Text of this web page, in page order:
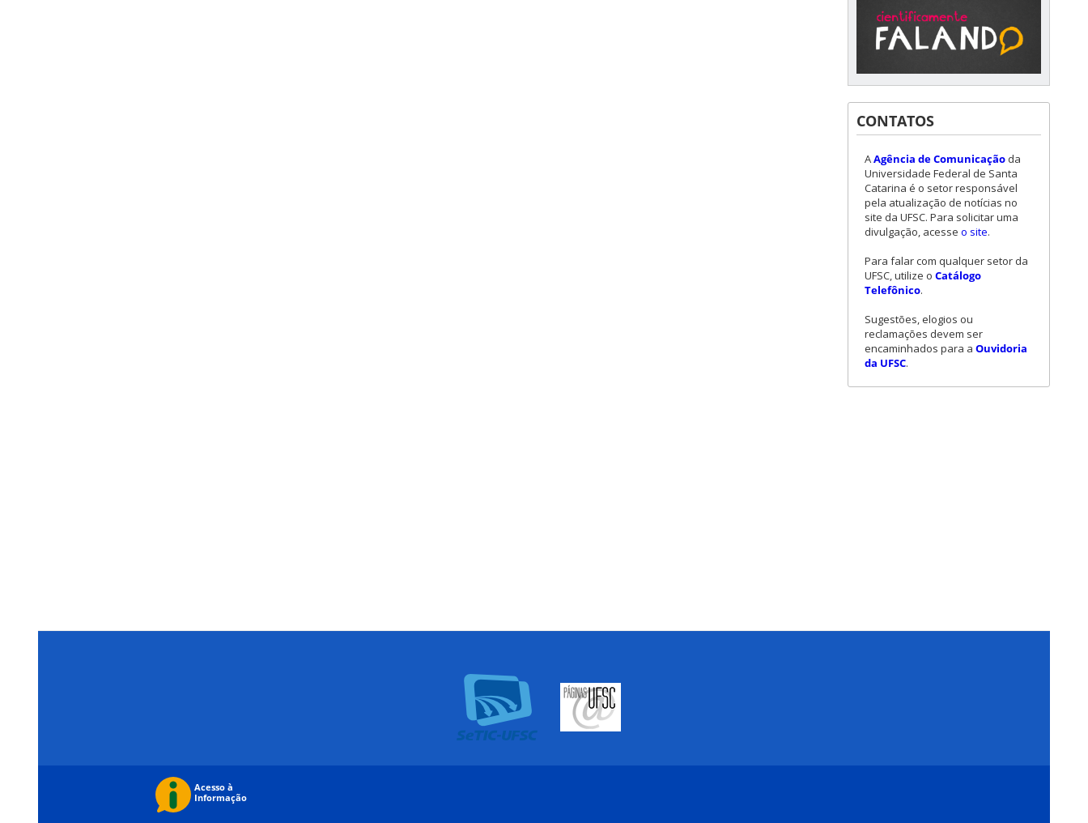
CONTATOS
AAgência de Comunicação da
Universidade Federal de Santa
Catarina é o setor responsável
pela atualização de notícias no
site da UFSC. Para solicitar uma
divulgação, acesse o site.
Para falar com qualquer setor da
UFSC, utilize o Catálogo
Telefônico.
Sugestões, elogios ou
reclamações devem ser
encaminhados para a Ouvidoria
da UFSC.